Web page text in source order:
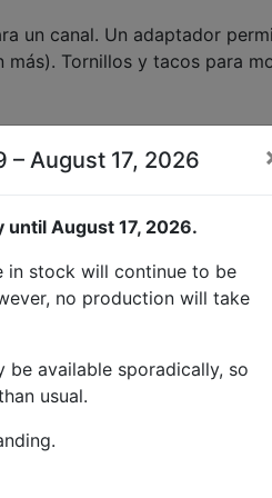
un canal. Un adaptador
más). Tornillos y tacos para
salida de 50 mA por canal,
cable y la cantidad de luces>
– August 17, 2026
August 17, 2026.
in stock will continue to be
no production will take
be available sporadically, so
usual.